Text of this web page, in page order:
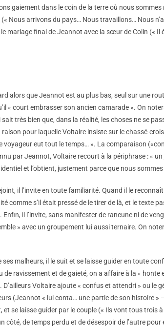
gaiement dans le coin de la terre où nous sommes
Nous arrivons du pays… Nous travaillons… Nous
mariage final de Jeannot avec la sœur de Colin («
alors que Jeannot est au plus bas, seul sur une
« court embrasser son ancien camarade ». On
très bien que, dans la réalité, les choses ne se
pour laquelle Voltaire insiste sur le chassé-
voyageur eut tout le temps… ». La comparaison
par Jeannot, Voltaire recourt à la périphrase : «
et l’obtient, justement parce que nous
il l’invite en toute familiarité. Quand il le
comme s’il était pressé de le tirer de là, et le texte
il l’invite, sans manifester de rancune ni de
» avec un groupement lui aussi ternaire. On
malheurs, il le suit et se laisse guider en toute
ravissement et de gaieté, on a affaire à la « honte
Voltaire ajoute « confus et attendri » ou le
(Jeannot « lui conta… une partie de son histoire »
se laisse guider par le couple (« Ils vont tous trois
de temps perdu et de désespoir de l’autre pour